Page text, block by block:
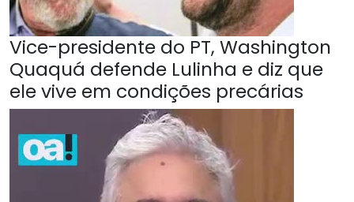
Vice-presidente do PT, Washington
Quaquá defende Lulinha e diz que
ele vive em condições precárias